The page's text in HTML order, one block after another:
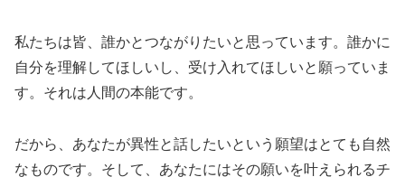
私たちは皆、誰かとつながりたいと思っています。誰かに
自分を理解してほしいし、受け入れてほしいと願っていま
す。それは人間の本能です。
だから、あなたが異性と話したいという願望はとても自然
なものです。そして、あなたにはその願いを叶えられるチ